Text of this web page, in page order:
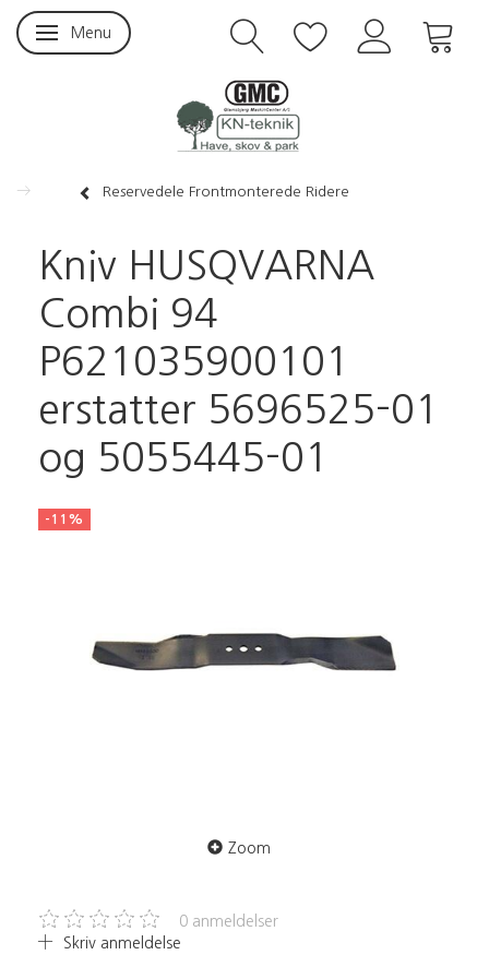
Skifte navigation
Menu
Reservedele Frontmonterede Ridere
Kniv HUSQVARNA
Combi 94
P621035900101
erstatter 5696525-01
og 5055445-01
-11%
Zoom
0 anmeldelser
Skriv anmeldelse